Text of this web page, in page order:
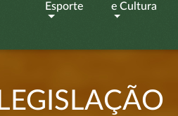
Esporte
e Cultura
LEGISLAÇÃO